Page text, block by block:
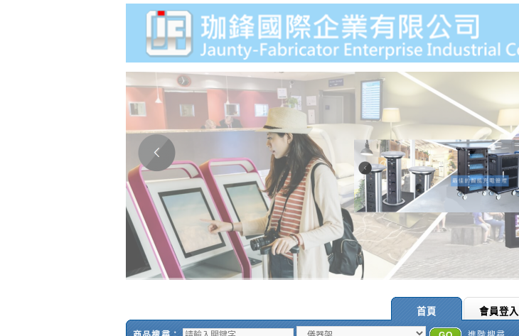
首頁 會員登入